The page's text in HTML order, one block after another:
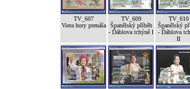
TV_607
Viera hory prenáša
TV_609
Španělský příběh
- Ďáblova tchýně I
TV_610
Španělský
- Ďáblova
II